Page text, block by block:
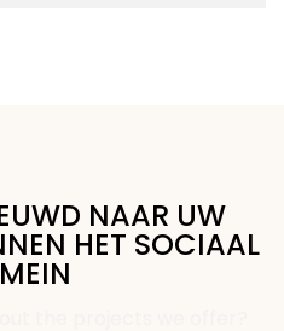
NAAR UW
HET SOCIAAL